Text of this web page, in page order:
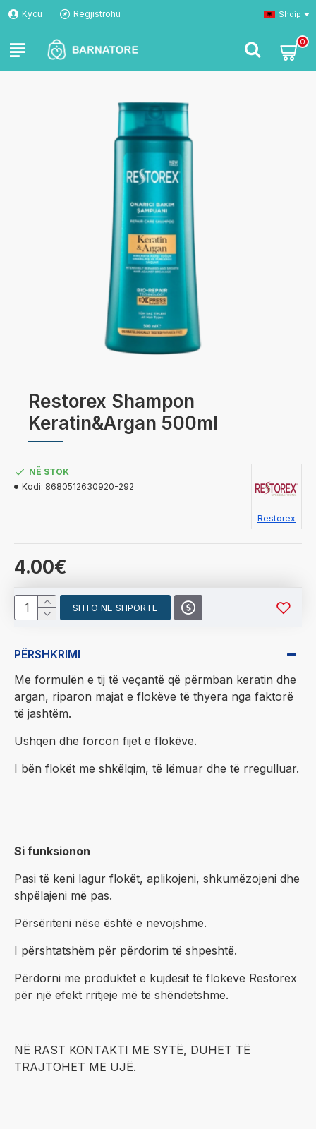
Kycu Regjistrohu Shqip
0
Restorex Shampon
Keratin&Argan 500ml
4.00€
NË STOK
Kodi: 8680512630920-292
Restorex
SHTO NË SHPORTË
PËRSHKRIMI
Me formulën e tij të veçantë që përmban keratin dhe
argan, riparon majat e flokëve të thyera nga faktorë
të jashtëm.
Ushqen dhe forcon fijet e flokëve.
I bën flokët me shkëlqim, të lëmuar dhe të rregulluar.
Si funksionon
Pasi të keni lagur flokët, aplikojeni, shkumëzojeni dhe
shpëlajeni më pas.
Përsëriteni nëse është e nevojshme.
I përshtatshëm për përdorim të shpeshtë.
Përdorni me produktet e kujdesit të flokëve Restorex
për një efekt rritjeje më të shëndetshme.
NË RAST KONTAKTI ME SYTË, DUHET TË
TRAJTOHET ME UJË.